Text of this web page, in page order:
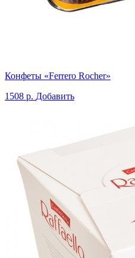
Конфеты «Ferrero Rocher»
1508 р. Добавить